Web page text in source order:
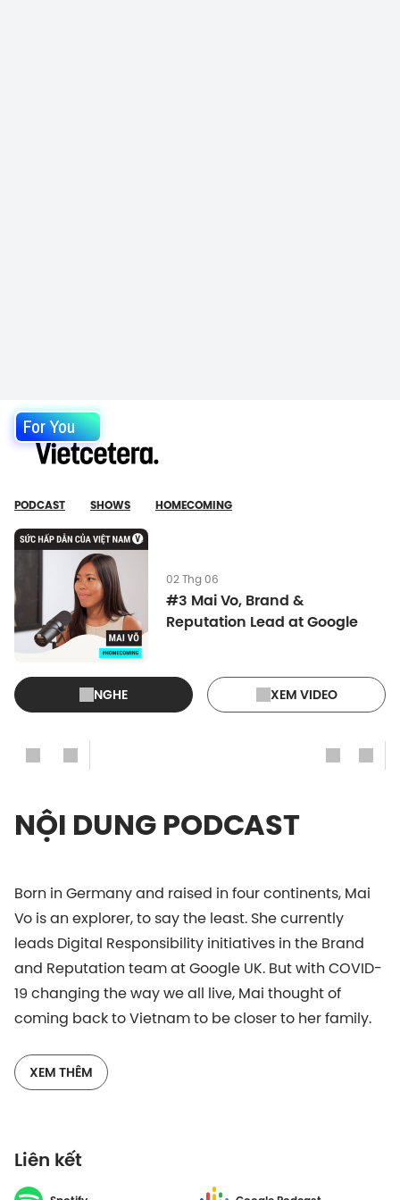
For You
PODCAST SHOWS HOMECOMING
02 Thg 06
#3 Mai Vo, Brand &
Reputation Lead at Google
NGHE XEM VIDEO
NỘI DUNG PODCAST
Born in Germany and raised in four continents, Mai
Vo is an explorer, to say the least. She currently
leads Digital Responsibility initiatives in the Brand
and Reputation team at Google UK. But with COVID-
19 changing the way we all live, Mai thought of
coming back to Vietnam to be closer to her family.
contribute to Vietnam’s development.
her passion project Overseas Vietnamese, which
connects global communities of Vietnamese
XEM THÊM
Liên kết